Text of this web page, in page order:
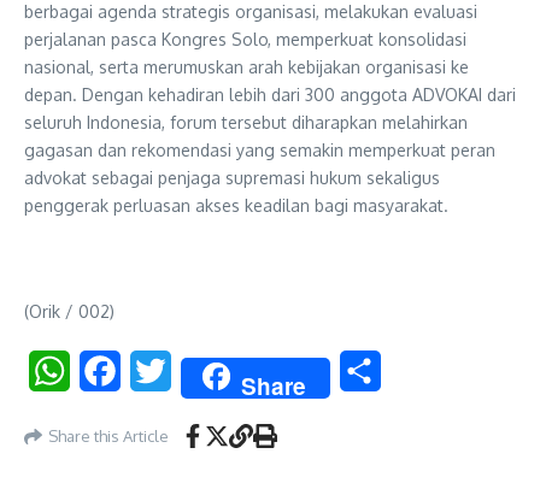
berbagai agenda strategis organisasi, melakukan evaluasi
perjalanan pasca Kongres Solo, memperkuat konsolidasi
nasional, serta merumuskan arah kebijakan organisasi ke
depan. Dengan kehadiran lebih dari 300 anggota ADVOKAI dari
seluruh Indonesia, forum tersebut diharapkan melahirkan
gagasan dan rekomendasi yang semakin memperkuat peran
advokat sebagai penjaga supremasi hukum sekaligus
penggerak perluasan akses keadilan bagi masyarakat.
(Orik / 002)
WhatsAppFacebookTwitter Share
Share this Article